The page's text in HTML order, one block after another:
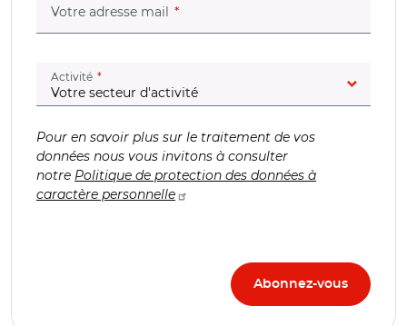
Votre adresse mail (champ obligatoire)
Activité (champ obligatoire)
Pour en savoir plus sur le traitement de vos
données nous vous invitons à consulter
notre Politique de protection des données à
caractère personnelle